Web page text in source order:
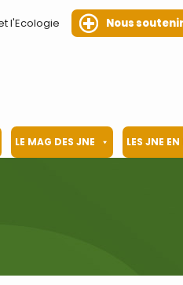
l'Ecologie Nous soutenir
LE MAG DES JNE LES JNE